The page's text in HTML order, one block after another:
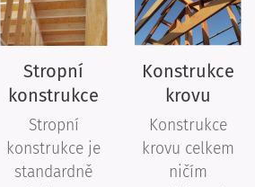
Stropní
konstrukce
Stropní
konstrukce je
standardně
Konstrukce
krovu
Konstrukce
krovu celkem
ničím